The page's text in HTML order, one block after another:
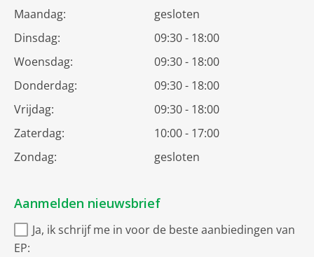
Maandag:
gesloten
Dinsdag:
09:30 - 18:00
Woensdag:
09:30 - 18:00
Donderdag:
09:30 - 18:00
Vrijdag:
09:30 - 18:00
Zaterdag:
10:00 - 17:00
Zondag:
gesloten
Aanmelden nieuwsbrief
Ja, ik schrijf me in voor de beste aanbiedingen van
EP: